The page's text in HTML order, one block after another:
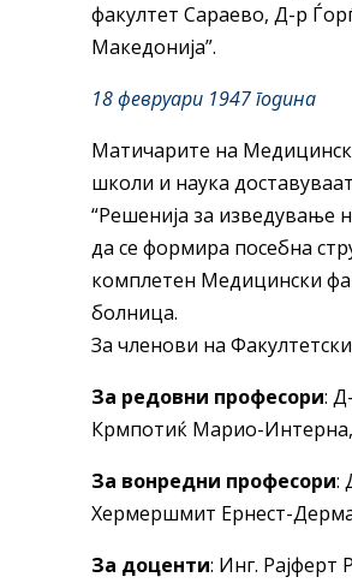
факултет Сараево, Д-р
Македонија”.
18 февруари 1947 година
Матичарите на
школи и наука
“Решенија за изведување
да се формира посебна
комплетен Медицински
болница.
За членови на
За редовни професори:
Крмпотиќ Марио-Интерна,
За вонредни професори:
Хермершмит Ернест-
За доценти: Инг.